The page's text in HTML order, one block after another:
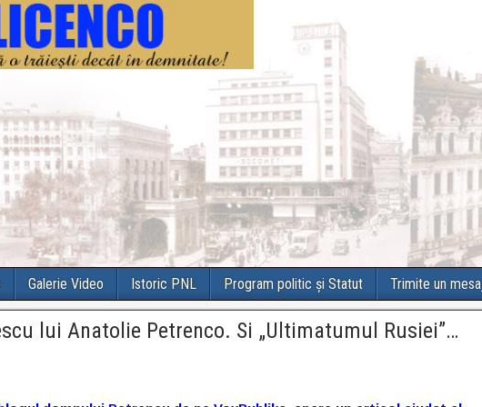
Galerie Video Istoric PNL Program politic și Statut Trimite un
lui Anatolie Petrenco. Si „Ultimatumul Rusiei”…